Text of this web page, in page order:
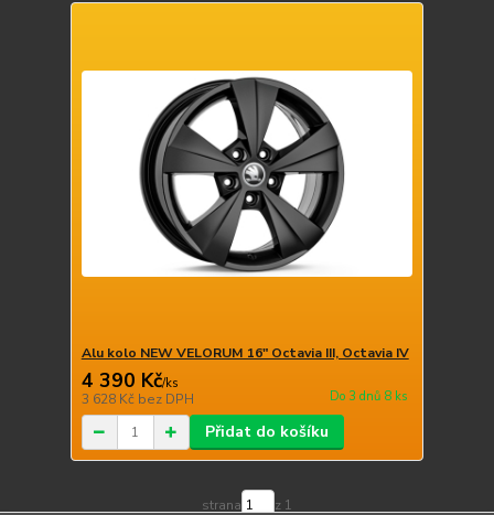
Alu kolo NEW VELORUM 16" Octavia III, Octavia IV
4 390 Kč/ks
3 628 Kč bez DPH Do 3 dnů 8 ks
Přidat do košíku
strana z 1